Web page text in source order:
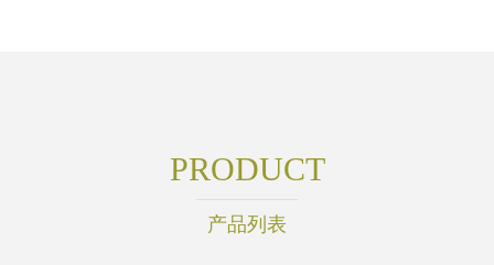
PRODUCT
产品列表